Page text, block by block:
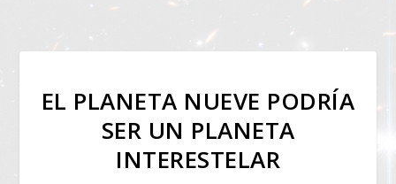
EL PLANETA NUEVE PODRÍA
SER UN PLANETA
INTERESTELAR